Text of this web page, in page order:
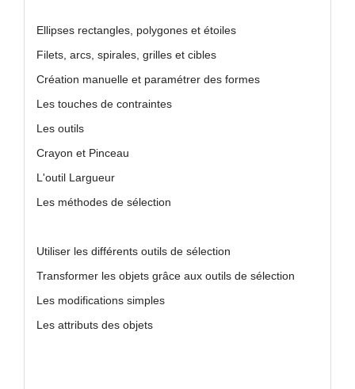
Ellipses rectangles, polygones et étoiles
Filets, arcs, spirales, grilles et cibles
Création manuelle et paramétrer des formes
Les touches de contraintes
Les outils
Crayon et Pinceau
L'outil Largueur
Les méthodes de sélection
Utiliser les différents outils de sélection
Transformer les objets grâce aux outils de sélection
Les modifications simples
Les attributs des objets